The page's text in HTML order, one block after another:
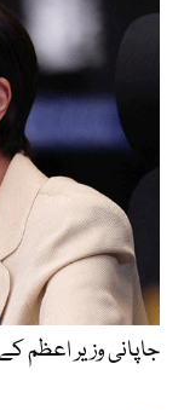
جاپانی وزیر اعظم